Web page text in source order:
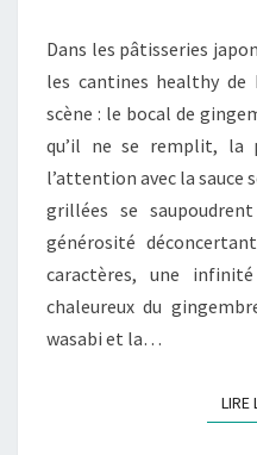
Dans les pâtisseries
les cantines healthy de
scène : le bocal de
qu’il ne se remplit, la
l’attention avec la sauce
grillées se
générosité
caractères, une
chaleureux du
wasabi et la…
LIRE